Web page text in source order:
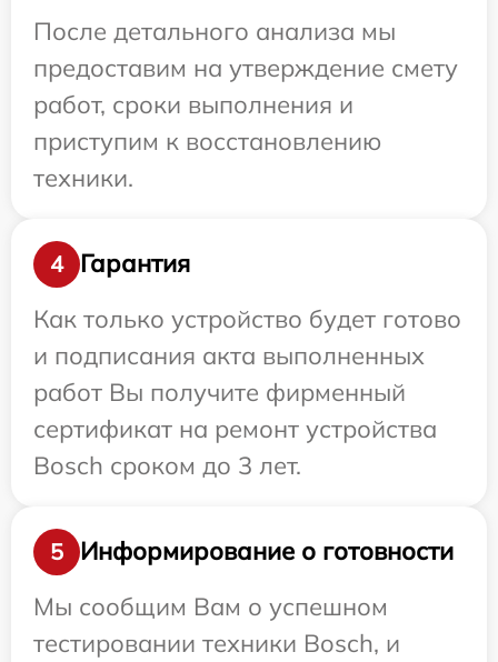
После детального анализа мы
предоставим на утверждение смету
работ, сроки выполнения и
приступим к восстановлению
техники.
4
Гарантия
Как только устройство будет готово
и подписания акта выполненных
работ Вы получите фирменный
сертификат на ремонт устройства
Bosch сроком до 3 лет.
5
Информирование о готовности
Мы сообщим Вам о успешном
тестировании техники Bosch, и